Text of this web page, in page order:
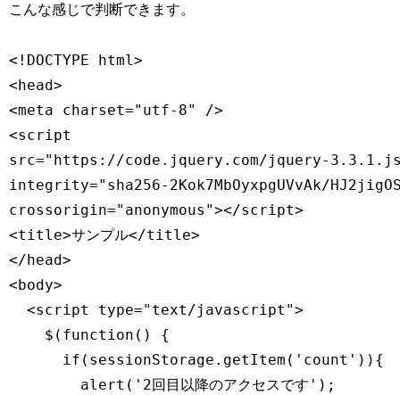
こんな感じで判断できます。
<!DOCTYPE html>
<head>
<meta charset="utf-8" />
<script
src="https://code.jquery.com/jquery-
integrity="sha256-2Kok7MbOyxpgUVvAk/
crossorigin="anonymous"></script>
<title>サンプル</title>
</head>
<body>
  <script type="text/javascript">
    $(function() {
      if(sessionStorage.getItem('count')){
        alert('2回目以降のアクセスです');